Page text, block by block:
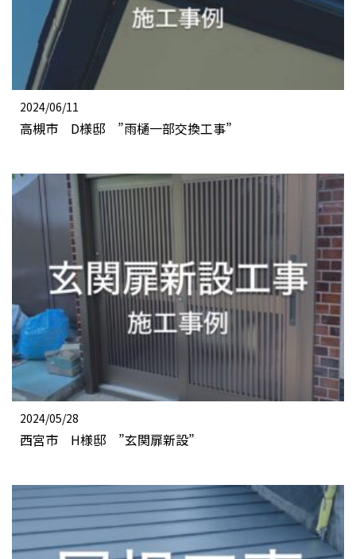
2024/06/11
高槻市 D様邸 ”雨樋一部交換工事”
2024/05/28
西宮市 H様邸 ”玄関扉新設”